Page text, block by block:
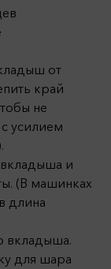
от
край
не
усилием
и
(В машинках
длина
вкладыша.
для шара